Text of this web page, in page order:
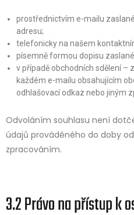
prostřednictvím e-mailu
adresu;
telefonicky na našem
písemně formou dopisu
v případě obchodních sdělení –
každém e-mailu obsahujícím
odhlašovací odkaz nebo jiným
Odvoláním souhlasu není
údajů prováděného do doby
zpracováním.
3.2 Právo na přístup k